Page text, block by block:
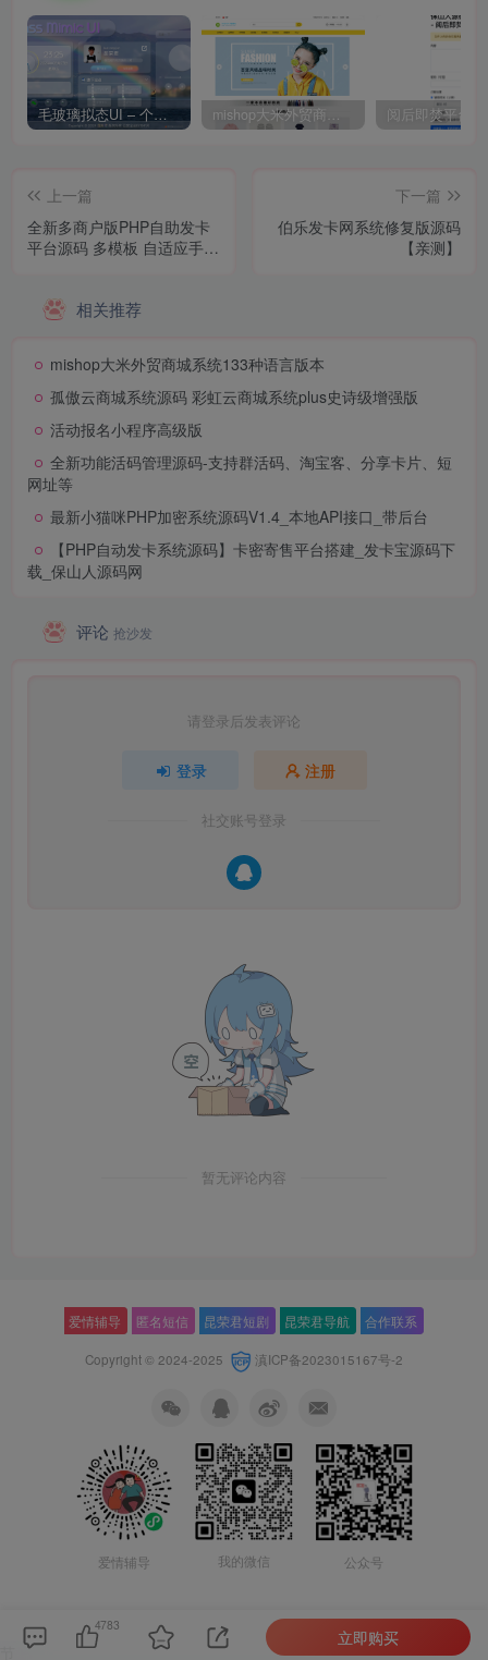
毛玻璃拟态UI – 个人主页（开源版） mishop大米外贸商城系统133种语言版本
上一篇
全新多商户版PHP自助发卡
平台源码 多模板 自适应手机
下一篇
伯乐发卡网系统修复版源码
【亲测】
相关推荐
mishop大米外贸商城系统133种语言版本
孤傲云商城系统源码 彩虹云商城系统plus史诗级增强版
活动报名小程序高级版
全新功能活码管理源码-支持群活码、淘宝客、分享卡片、短
网址等
最新小猫咪PHP加密系统源码V1.4_本地API接口_带后台
【PHP自动发卡系统源码】卡密寄售平台搭建_发卡宝源码下
载_保山人源码网
评论 抢沙发
请登录后发表评论
登录 注册
社交账号登录
暂无评论内容
爱情辅导 匿名短信 昆荣君短剧 昆荣君导航 合作联系
Copyright © 2024-2025 滇ICP备2023015167号-2
爱情辅导 我的微信 公众号
4783
立即购买